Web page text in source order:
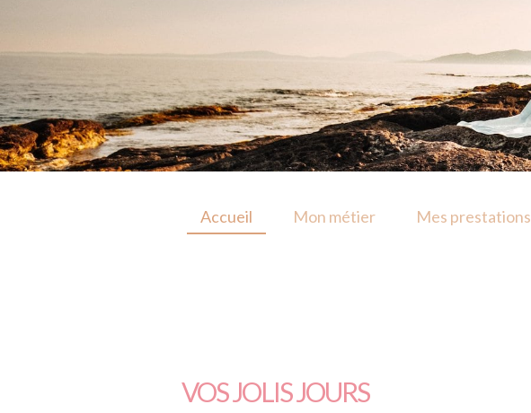
Accueil Mon métier Mes prestations
VOS JOLIS JOURS